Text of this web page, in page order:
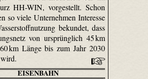
HH-WIN, vorgestellt. Schon
so viele Unternehmen Interesse
bekundet, dass
von ursprünglich 45 km
km Länge bis zum Jahr 2030
EISENBAHN